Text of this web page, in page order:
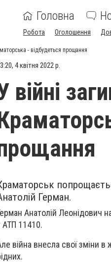
Головна
Робота Оголошення
- відбудеться прощання
4 квітня 2022 р.
війні
Герман.
Анатолій Леонідович
АТП 11410.
війна внесла свої зміни в